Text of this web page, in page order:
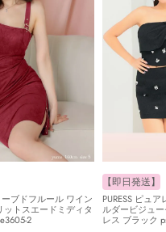
ブドフルール ワイン
トスエードミディタ
2
【即日発送】
PURESS ピュ
ルダービジュ
レス ブラック